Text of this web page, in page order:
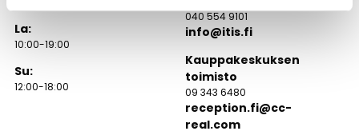
La:
10:00-19:00
Su:
12:00-18:00
040 554 9101
info@itis.fi
Kauppakeskuksen
toimisto
09 343 6480
reception.fi@cc-
real.com